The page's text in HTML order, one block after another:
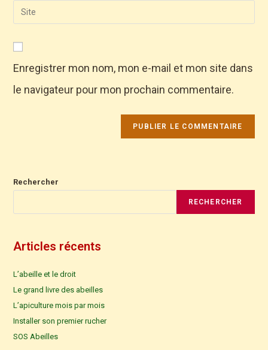
Enregistrer mon nom, mon e-mail et mon site dans
le navigateur pour mon prochain commentaire.
Rechercher
RECHERCHER
Articles récents
L’abeille et le droit
Le grand livre des abeilles
L’apiculture mois par mois
Installer son premier rucher
SOS Abeilles